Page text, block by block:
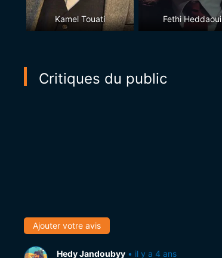
Kamel Touati Fethi Heddaoui
Critiques du public
Ajouter votre avis
Hedy Jandoubyy • il y a 4 ans